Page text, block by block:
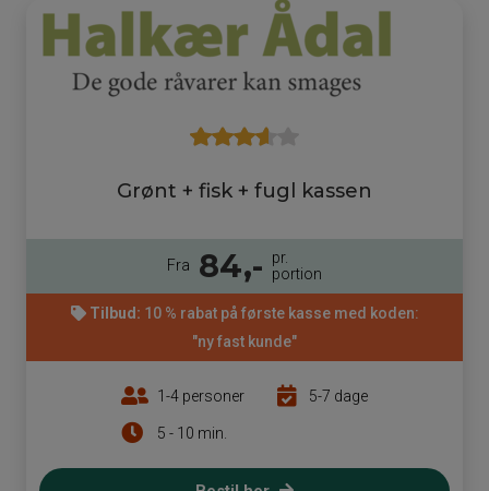
Grønt + fisk + fugl kassen
Fra 84,-
pr.
portion
Tilbud: 10 % rabat på første kasse med koden:
"ny fast kunde"
1-4 personer
5 - 10 min.
5-7 dage